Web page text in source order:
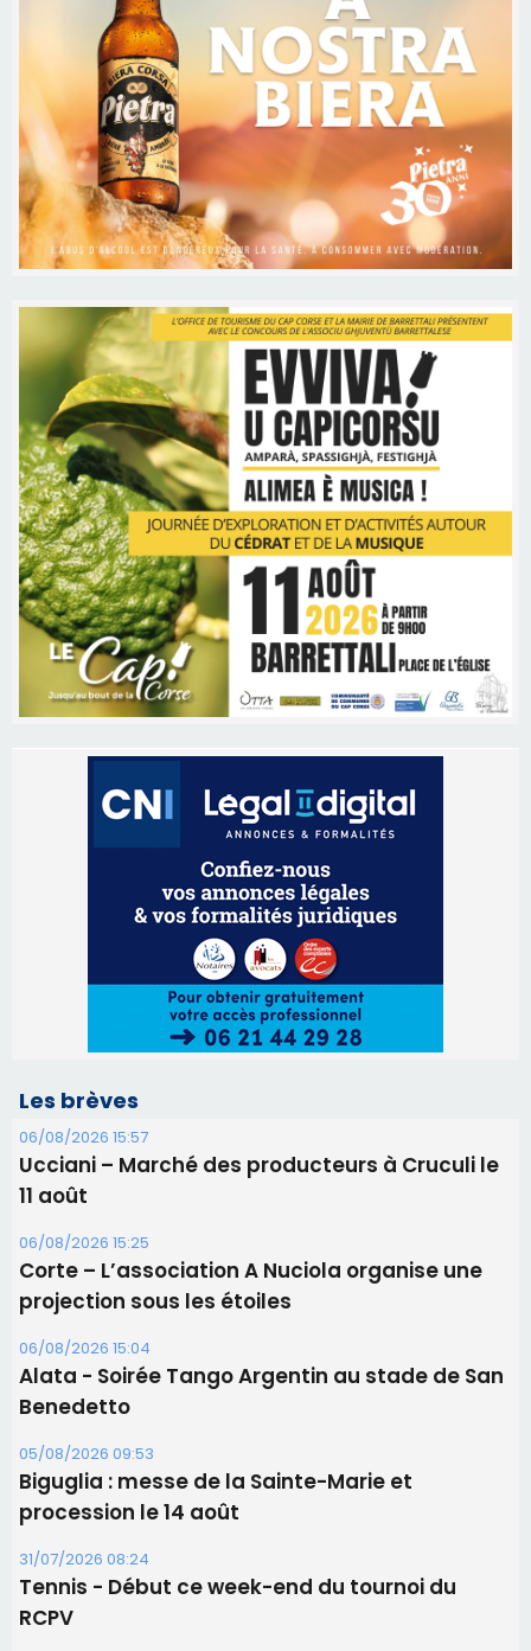
Les brèves
06/08/2026 15:57
Ucciani – Marché des producteurs à Cruculi le
11 août
06/08/2026 15:25
Corte – L’association A Nuciola organise une
projection sous les étoiles
06/08/2026 15:04
Alata - Soirée Tango Argentin au stade de San
Benedetto
05/08/2026 09:53
Biguglia : messe de la Sainte-Marie et
procession le 14 août
31/07/2026 08:24
Tennis - Début ce week-end du tournoi du
RCPV